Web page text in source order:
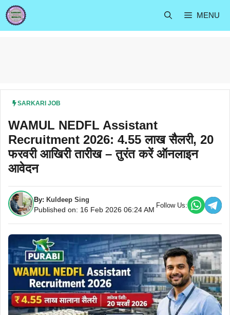
Skip
to
content
MENU
SARKARI JOB
WAMUL NEDFL Assistant
Recruitment 2026: 4.55 लाख सैलरी, 20
फरवरी आखिरी तारीख – तुरंत करें ऑनलाइन
आवेदन
By: Kuldeep Sing
Published on: 16 Feb 2026 06:24 AM
Follow Us: